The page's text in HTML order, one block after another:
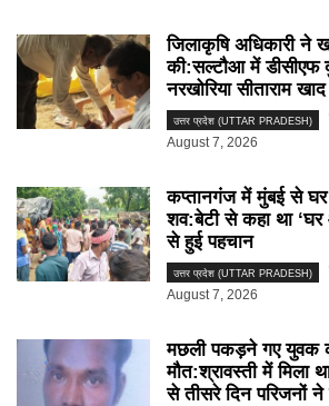
जिलाकृषि अधिकारी ने
की:सल्टौआ में डीसीएफ
नरखोरिया सीताराम
उत्तर प्रदेश (UTTAR PRADESH)
August 7, 2026
कप्तानगंज में मुंबई से
शव:बेटी से कहा था ‘घर
से हुई पहचान
उत्तर प्रदेश (UTTAR PRADESH)
August 7, 2026
मछली पकड़ने गए युवक
मौत:श्रावस्ती में मिला
से तीसरे दिन परिजनों